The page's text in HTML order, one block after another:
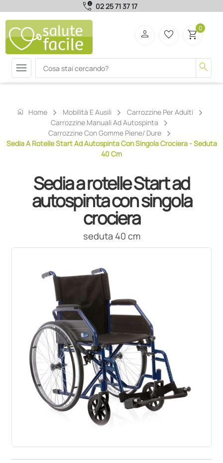
call_quality 02 25 71 37 17
menu search
person favorite_border shopping_cart0
home Home Mobilità E Ausili
Carrozzine Per Adulti
Carrozzine Manuali Ad Autospinta
Carrozzine Con Gomme Piene/ Dure
Sedia A Rotelle Start Ad Autospinta Con Singola Crociera - Seduta
40 Cm
Sedia a rotelle Start ad
autospinta con singola
crociera
seduta 40 cm